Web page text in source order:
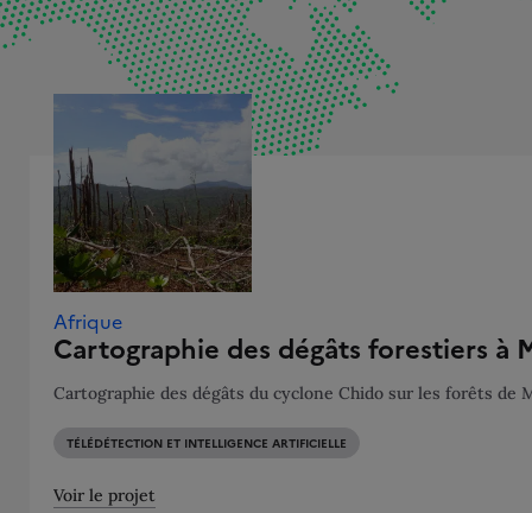
Afrique
Cartographie des dégâts forestiers à
Cartographie des dégâts du cyclone Chido sur les forêts
TÉLÉDÉTECTION ET INTELLIGENCE ARTIFICIELLE
Voir le projet